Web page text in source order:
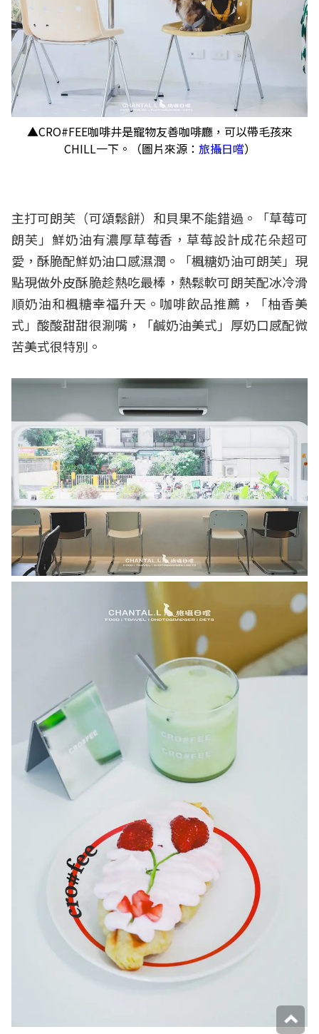
▲CRO#FEE咖啡井是寵物友善咖啡廳，可以帶毛孩來
CHILL一下。（圖片來源： 旅攝日嚐）
主打可朗芙（可頌鬆餅）和貝果不能錯過。「草莓可
朗芙」鮮奶油有濃厚草莓香，草莓設計成花朵超可
愛，酥脆配鮮奶油口感濕潤。「楓糖奶油可朗芙」現
點現做外皮酥脆趁熱吃最棒，熱鬆軟可朗芙配冰冷滑
順奶油和楓糖幸福升天。咖啡飲品推薦，「柚香美
式」酸酸甜甜很涮嘴，「鹹奶油美式」厚奶口感配微
苦美式很特別。